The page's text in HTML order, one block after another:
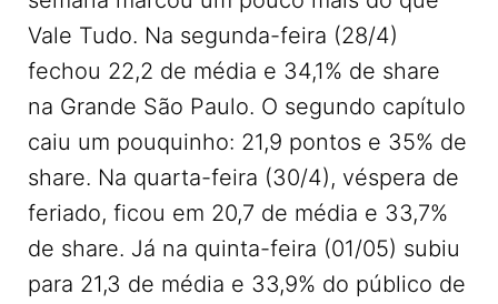
Vale Tudo. Na segunda-feira (28/4)
fechou 22,2 de média e 34,1% de share
na Grande São Paulo. O segundo capítulo
caiu um pouquinho: 21,9 pontos e 35% de
share. Na quarta-feira (30/4), véspera de
feriado, ficou em 20,7 de média e 33,7%
de share. Já na quinta-feira (01/05) subiu
para 21,3 de média e 33,9% do público de